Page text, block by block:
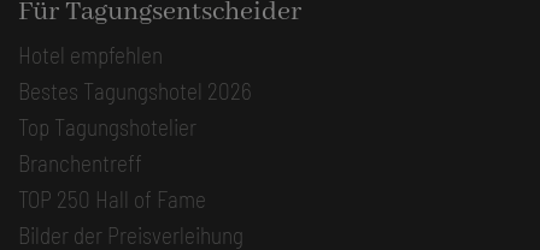
Für Tagungsentscheider
Hotel empfehlen
Bestes Tagungshotel 2026
Top Tagungshotelier
Branchentreff
TOP 250 Hall of Fame
Bilder der Preisverleihung